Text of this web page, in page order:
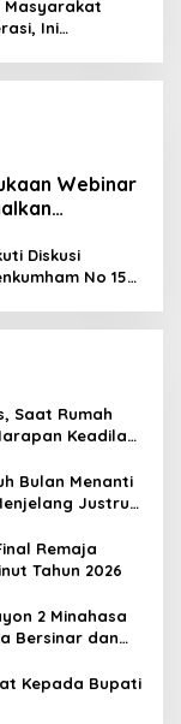
Masyarakat
Ini
Webinar
Diskusi
No 15
Saat Rumah
Keadilan
Bulan Menanti
Justru
Remaja
Tahun 2026
2 Minahasa
Bersinar dan
Kepada Bupati